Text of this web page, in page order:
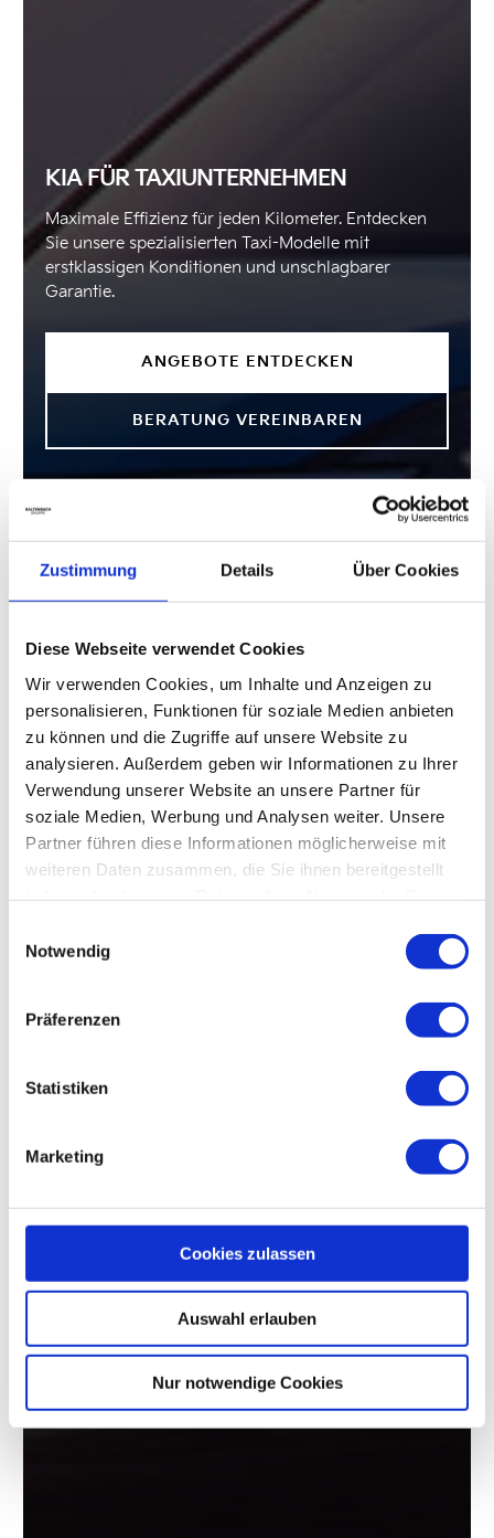
Zustimmung Details Über Cookies
Diese Webseite verwendet Cookies
Wir verwenden Cookies, um Inhalte und Anzeigen zu
personalisieren, Funktionen für soziale Medien anbieten
zu können und die Zugriffe auf unsere Website zu
analysieren. Außerdem geben wir Informationen zu Ihrer
Verwendung unserer Website an unsere Partner für
soziale Medien, Werbung und Analysen weiter. Unsere
Partner führen diese Informationen möglicherweise mit
weiteren Daten zusammen, die Sie ihnen bereitgestellt
Notwendig
Präferenzen
Statistiken
Marketing
Cookies zulassen
Auswahl erlauben
Nur notwendige Cookies
KIA FÜR TAXIUNTERNEHMEN
Maximale Effizienz für jeden Kilometer. Entdecken
Sie unsere spezialisierten Taxi-Modelle mit
erstklassigen Konditionen und unschlagbarer
Garantie.
ANGEBOTE ENTDECKEN
BERATUNG VEREINBAREN